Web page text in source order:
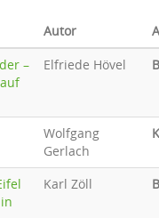
Autor
–
Elfriede Hövel
Wolfgang
Gerlach
Karl Zöll